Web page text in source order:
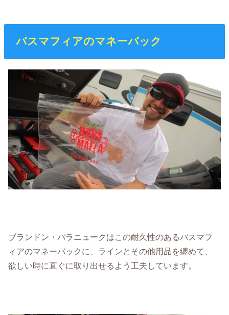
バスマフィアのマネーバック
ブランドン・パラニュークはこの耐久性のあるバスマフ
ィアのマネーバックに、ラインとその他用品を纏めて、
欲しい時に直ぐに取り出せるよう工夫しています。